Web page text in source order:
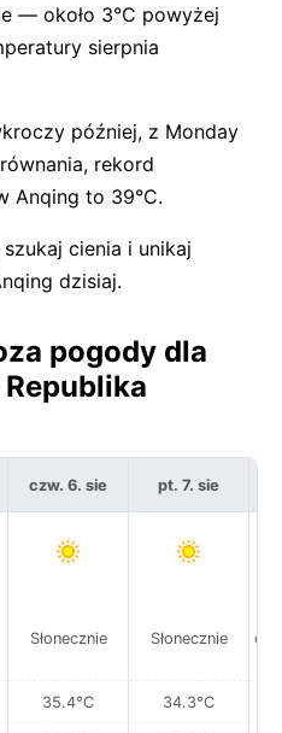
— około 3°C powyżej
sierpnia
później, z Monday
rekord
Anqing to 39°C.
cienia i unikaj
dzisiaj.
pogody dla
czw. 6. sie
Słonecznie
35.4°C
pt. 7. sie
Słonecznie
34.3°C